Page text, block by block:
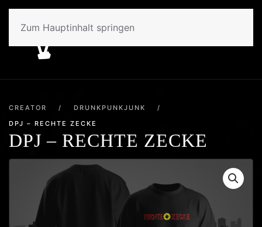
Zum Hauptinhalt springen
CREATOR / DRUNKPUNKJUNK
/
DPJ – RECHTE ZECKE
DPJ – RECHTE ZECKE